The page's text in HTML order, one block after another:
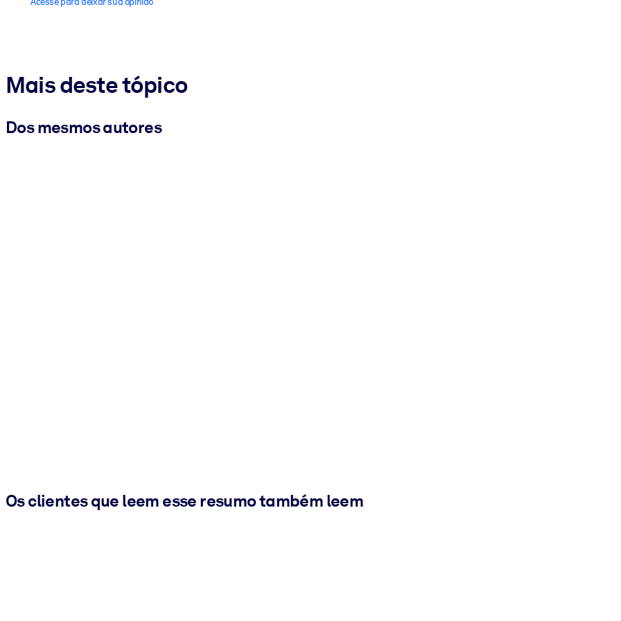
Mais deste tópico
Dos mesmos autores
Os clientes que leem esse resumo também leem